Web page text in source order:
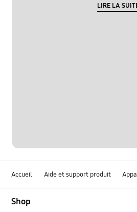
LIRE LA
Accueil Aide et support produit
Shop